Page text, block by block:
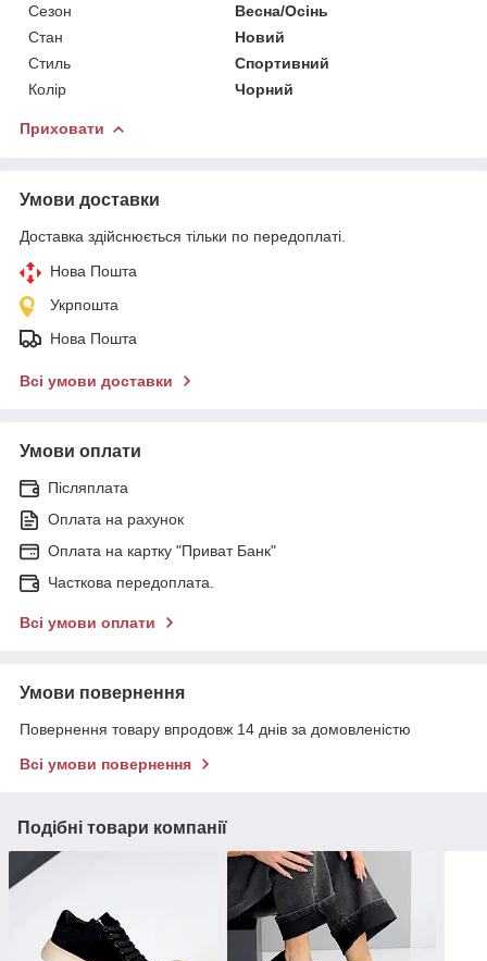
Сезон
Весна/Осінь
Стан
Новий
Стиль
Спортивний
Колір
Чорний
Приховати
Умови доставки
Доставка здійснюється тільки по передоплаті.
Нова Пошта
Укрпошта
Нова Пошта
Всі умови доставки
Умови оплати
Післяплата
Оплата на рахунок
Оплата на картку "Приват Банк"
Часткова передоплата.
Всі умови оплати
Умови повернення
Повернення товару впродовж 14 днів за домовленістю
Всі умови повернення
Подібні товари компанії